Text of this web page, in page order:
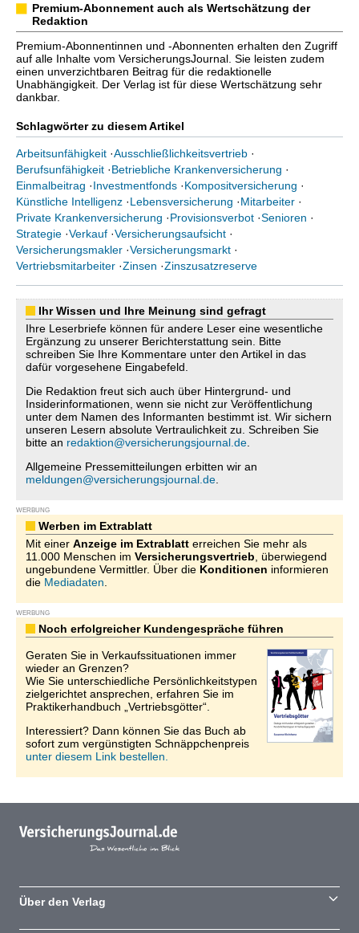
Premium-Abonnement auch als Wertschätzung der
Redaktion
Premium-Abonnentinnen und -Abonnenten erhalten den Zugriff
auf alle Inhalte vom VersicherungsJournal. Sie leisten zudem
einen unverzichtbaren Beitrag für die redaktionelle
Unabhängigkeit. Der Verlag ist für diese Wertschätzung sehr
dankbar.
Schlagwörter zu diesem Artikel
Arbeitsunfähigkeit ·Ausschließlichkeitsvertrieb ·
Berufsunfähigkeit ·Betriebliche Krankenversicherung ·
Einmalbeitrag ·Investmentfonds ·Kompositversicherung ·
Künstliche Intelligenz ·Lebensversicherung ·Mitarbeiter ·
Private Krankenversicherung ·Provisionsverbot ·Senioren ·
Strategie ·Verkauf ·Versicherungsaufsicht ·
Versicherungsmakler ·Versicherungsmarkt ·
Vertriebsmitarbeiter ·Zinsen ·Zinszusatzreserve
Ihr Wissen und Ihre Meinung sind gefragt
Ihre Leserbriefe können für andere Leser eine wesentliche
Ergänzung zu unserer Berichterstattung sein. Bitte
schreiben Sie Ihre Kommentare unter den Artikel in das
dafür vorgesehene Eingabefeld.
Die Redaktion freut sich auch über Hintergrund- und
Insiderinformationen, wenn sie nicht zur Veröffentlichung
unter dem Namen des Informanten bestimmt ist. Wir sichern
unseren Lesern absolute Vertraulichkeit zu. Schreiben Sie
bitte an redaktion@versicherungsjournal.de
Allgemeine Pressemitteilungen erbitten wir an
meldungen@versicherungsjournal.de
WERBUNG
Werben im Extrablatt
Mit einer Anzeige im Extrablatt erreichen Sie mehr als
11.000 Menschen im Versicherungsvertrieb , überwiegend
ungebundene Vermittler. Über die Konditionen informieren
die Mediadaten
WERBUNG
Noch erfolgreicher Kundengespräche führen
Geraten Sie in Verkaufssituationen immer
wieder an Grenzen?
Wie Sie unterschiedliche Persönlichkeitstypen
zielgerichtet ansprechen, erfahren Sie im
Praktikerhandbuch „Vertriebsgötter“.
Interessiert? Dann können Sie das Buch ab
sofort zum vergünstigten Schnäppchenpreis
unter diesem Link bestellen.
Über den Verlag